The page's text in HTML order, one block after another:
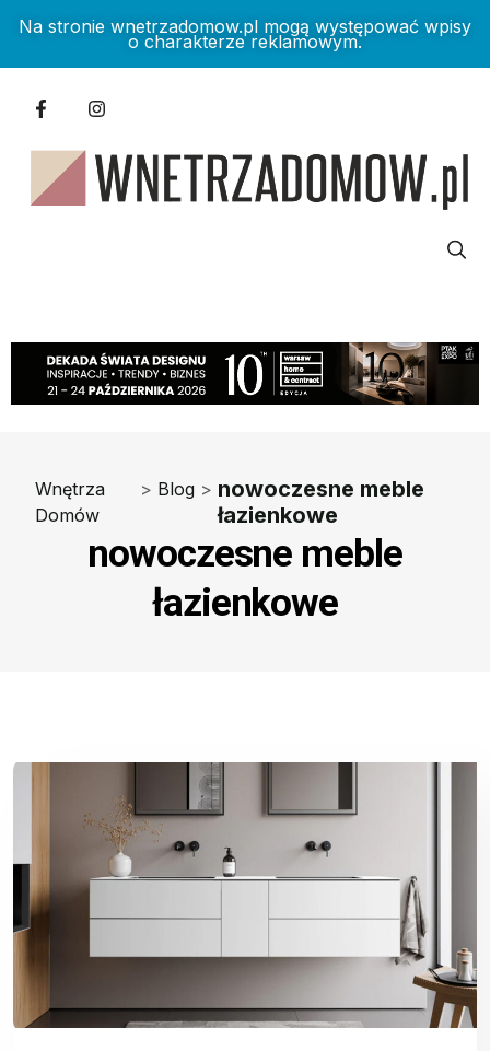
Na stronie wnetrzadomow.pl mogą występować wpisy
o charakterze reklamowym.
Wnętrza
Domów
> Blog > nowoczesne meble
łazienkowe
nowoczesne meble
łazienkowe